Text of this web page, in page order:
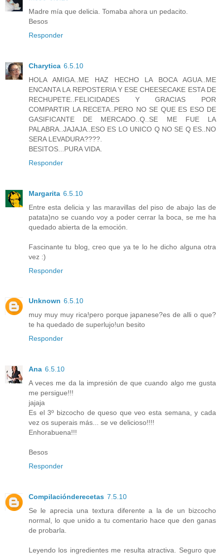
Madre mía que delicia. Tomaba ahora un pedacito.
Besos
Responder
Charytica 6.5.10
HOLA AMIGA..ME HAZ HECHO LA BOCA AGUA..ME
ENCANTA LA REPOSTERIA Y ESE CHEESECAKE ESTA DE
RECHUPETE..FELICIDADES Y GRACIAS POR
COMPARTIR LA RECETA..PERO NO SE QUE ES ESO DE
GASIFICANTE DE MERCADO..Q..SE ME FUE LA
PALABRA..JAJAJA..ESO ES LO UNICO Q NO SE Q ES..NO
SERA LEVADURA????.
BESITOS...PURA VIDA.
Responder
Margarita 6.5.10
Entre esta delicia y las maravillas del piso de abajo las de
patata)no se cuando voy a poder cerrar la boca, se me ha
quedado abierta de la emoción.
Fascinante tu blog, creo que ya te lo he dicho alguna otra
vez :)
Responder
Unknown 6.5.10
muy muy muy rica!pero porque japanese?es de alli o que?
te ha quedado de superlujo!un besito
Responder
Ana 6.5.10
A veces me da la impresión de que cuando algo me gusta
me persigue!!!
jajaja
Es el 3º bizcocho de queso que veo esta semana, y cada
vez os superais más... se ve delicioso!!!!
Enhorabuena!!!
Besos
Responder
Compilaciónderecetas 7.5.10
Se le aprecia una textura diferente a la de un bizcocho
normal, lo que unido a tu comentario hace que den ganas
de probarla.
Leyendo los ingredientes me resulta atractiva. Seguro que